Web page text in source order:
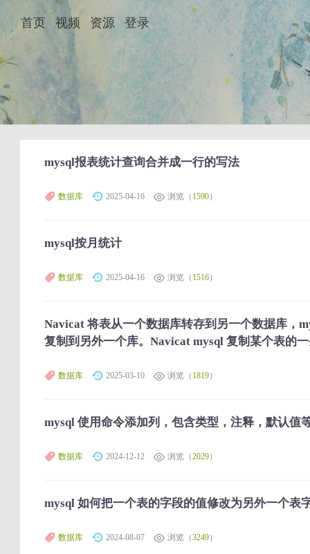
首页 视频 资源 登录
mysql报表统计查询合并成一行的写法
数据库 2025-04-16 浏览（ 1590）
mysql按月统计
数据库 2025-04-16 浏览（ 1516）
Navicat 将表从一个数据库转存到另一个数据库，
复制到另外一个库。Navicat mysql 复制某个表的
数据库 2025-03-10 浏览（ 1819）
mysql 使用命令添加列，包含类型，注释，默认值
数据库 2024-12-12 浏览（2029）
mysql 如何把一个表的字段的值修改为另外一个表
数据库 2024-08-07 浏览（3249）